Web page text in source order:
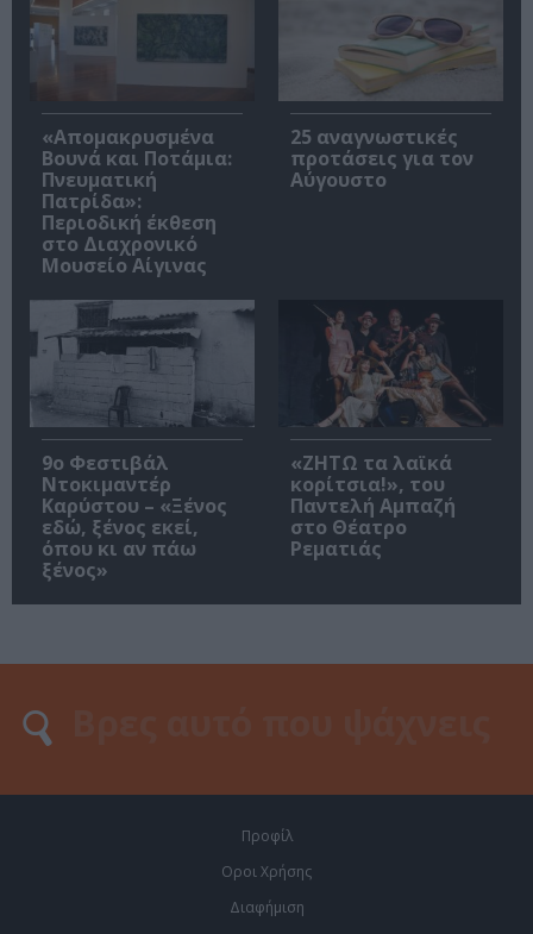
«Απομακρυσμένα
Βουνά και Ποτάμια:
Πνευματική
Πατρίδα»:
Περιοδική έκθεση
στο Διαχρονικό
Μουσείο Αίγινας
25 αναγνωστικές
προτάσεις για τον
Αύγουστο
9ο Φεστιβάλ
Ντοκιμαντέρ
Καρύστου – «Ξένος
εδώ, ξένος εκεί,
όπου κι αν πάω
ξένος»
«ΖΗΤΩ τα λαϊκά
κορίτσια!», του
Παντελή Αμπαζή
στο Θέατρο
Ρεματιάς
Προφίλ
Οροι Χρήσης
Διαφήμιση